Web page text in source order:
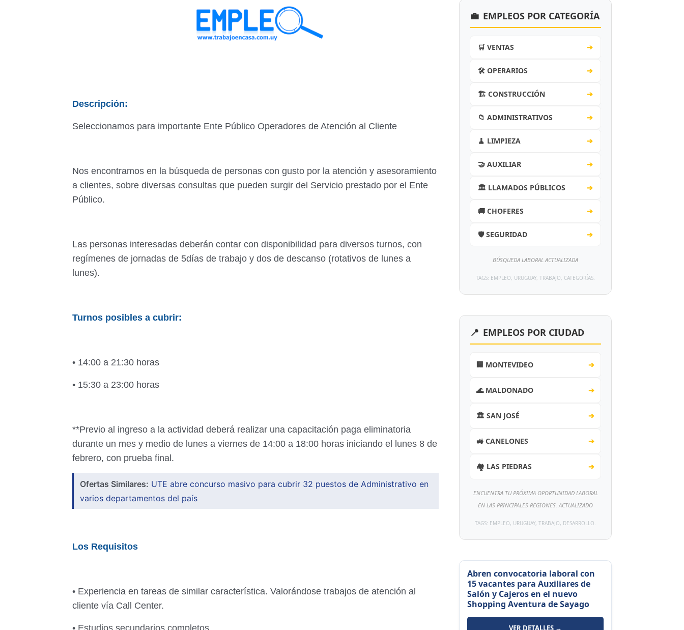
Descripción:
Seleccionamos para importante Ente Público Operadores de Atención al Cliente
Nos encontramos en la búsqueda de personas con gusto por la atención y asesoramiento
a clientes, sobre diversas consultas que pueden surgir del Servicio prestado por el Ente
Público.
Las personas interesadas deberán contar con disponibilidad para diversos turnos, con
regímenes de jornadas de 5días de trabajo y dos de descanso (rotativos de lunes a
lunes).
Turnos posibles a cubrir:
• 14:00 a 21:30 horas
• 15:30 a 23:00 horas
**Previo al ingreso a la actividad deberá realizar una capacitación paga eliminatoria
durante un mes y medio de lunes a viernes de 14:00 a 18:00 horas iniciando el lunes 8 de
febrero, con prueba final.
Ofertas Similares: UTE abre concurso masivo para cubrir 32 puestos de Administrativo en
varios departamentos del país
Los Requisitos
• Experiencia en tareas de similar característica. Valorándose trabajos de atención al
cliente vía Call Center.
• Estudios secundarios completos.
💼 EMPLEOS POR CATEGORÍA
🛒 VENTAS ➔
🛠️ OPERARIOS ➔
🏗️ CONSTRUCCIÓN ➔
📁 ADMINISTRATIVOS ➔
🧹 LIMPIEZA ➔
🤝 AUXILIAR ➔
🏛️ LLAMADOS PÚBLICOS ➔
🚚 CHOFERES ➔
🛡️ SEGURIDAD ➔
BÚSQUEDA LABORAL ACTUALIZADA
TAGS: EMPLEO, URUGUAY, TRABAJO, CATEGORÍAS.
📍 EMPLEOS POR CIUDAD
🏢 MONTEVIDEO ➔
🌊 MALDONADO ➔
🏛️ SAN JOSÉ ➔
🚜 CANELONES ➔
🏘️ LAS PIEDRAS ➔
ENCUENTRA TU PRÓXIMA OPORTUNIDAD LABORAL
EN LAS PRINCIPALES REGIONES. ACTUALIZADO
TAGS: EMPLEO, URUGUAY, TRABAJO, DESARROLLO.
Abren convocatoria laboral con
15 vacantes para Auxiliares de
Salón y Cajeros en el nuevo
Shopping Aventura de Sayago
VER DETALLES →